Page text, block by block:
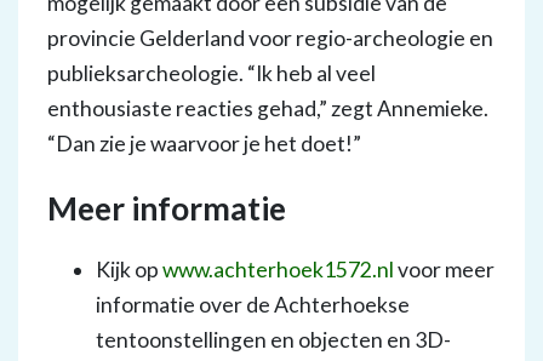
provincie Gelderland voor regio-archeologie en
publieksarcheologie. “Ik heb al veel
enthousiaste reacties gehad,” zegt Annemieke.
“Dan zie je waarvoor je het doet!”
Meer informatie
Kijk opwww.achterhoek1572.nlvoor meer
informatie over de Achterhoekse
tentoonstellingen en objecten en 3D-